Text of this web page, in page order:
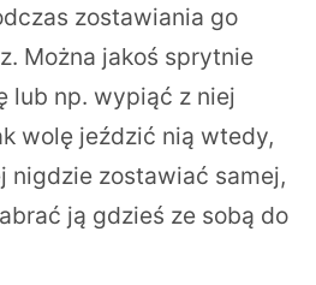
zostawiania go
Można jakoś sprytnie
lub np. wypiąć z niej
wolę jeździć nią wtedy,
nigdzie zostawiać samej,
ją gdzieś ze sobą do